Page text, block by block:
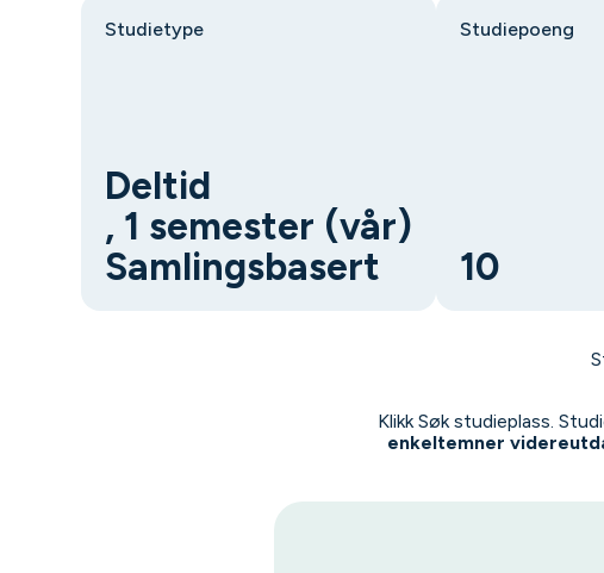
Studietype
Deltid
, 1 semester (vår)
Samlingsbasert
Studiepoeng
10
Klikk Søk studieplass.
enkeltemner